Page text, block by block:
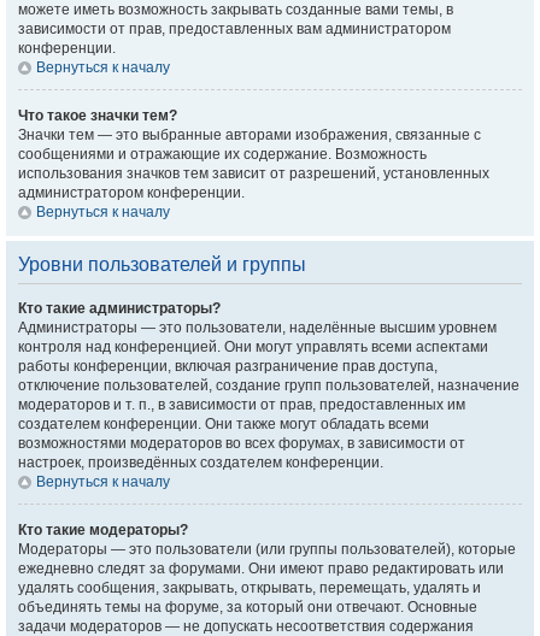
можете иметь возможность закрывать созданные вами темы, в
зависимости от прав, предоставленных вам администратором
конференции.
Вернуться к началу
Что такое значки тем?
Значки тем — это выбранные авторами изображения, связанные с
сообщениями и отражающие их содержание. Возможность
использования значков тем зависит от разрешений, установленных
администратором конференции.
Вернуться к началу
Уровни пользователей и группы
Кто такие администраторы?
Администраторы — это пользователи, наделённые высшим уровнем
контроля над конференцией. Они могут управлять всеми аспектами
работы конференции, включая разграничение прав доступа,
отключение пользователей, создание групп пользователей, назначение
модераторов и т. п., в зависимости от прав, предоставленных им
создателем конференции. Они также могут обладать всеми
возможностями модераторов во всех форумах, в зависимости от
настроек, произведённых создателем конференции.
Вернуться к началу
Кто такие модераторы?
Модераторы — это пользователи (или группы пользователей), которые
ежедневно следят за форумами. Они имеют право редактировать или
удалять сообщения, закрывать, открывать, перемещать, удалять и
объединять темы на форуме, за который они отвечают. Основные
задачи модераторов — не допускать несоответствия содержания